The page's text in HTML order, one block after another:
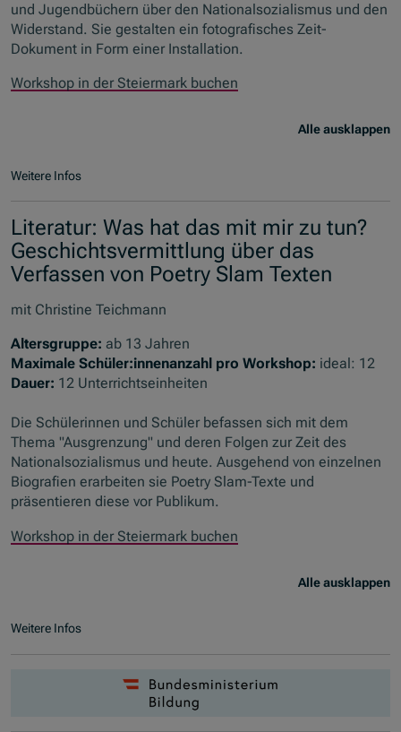
und Jugendbüchern über den Nationalsozialismus und den
Widerstand. Sie gestalten ein fotografisches Zeit-
Dokument in Form einer Installation.
Workshop in der Steiermark buchen
Alle ausklappen
Weitere Infos
Literatur: Was hat das mit mir zu tun?
Geschichtsvermittlung über das
Verfassen von Poetry Slam Texten
mit Christine Teichmann
Altersgruppe: ab 13 Jahren
Maximale Schüler:innenanzahl pro Workshop: ideal: 12
Dauer: 12 Unterrichtseinheiten
Die Schülerinnen und Schüler befassen sich mit dem
Thema "Ausgrenzung" und deren Folgen zur Zeit des
Nationalsozialismus und heute. Ausgehend von einzelnen
Biografien erarbeiten sie Poetry Slam-Texte und
präsentieren diese vor Publikum.
Workshop in der Steiermark buchen
Alle ausklappen
Weitere Infos